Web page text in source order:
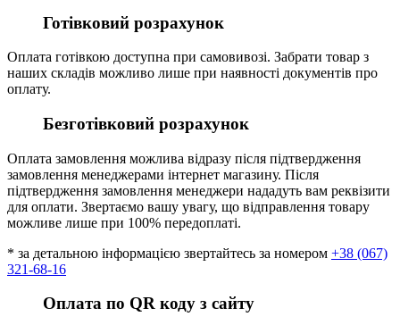
Готівковий розрахунок
Оплата готівкою доступна при самовивозі. Забрати товар з
наших складів можливо лише при наявності документів про
оплату.
Безготівковий розрахунок
Оплата замовлення можлива відразу після підтвердження
замовлення менеджерами інтернет магазину. Після
підтвердження замовлення менеджери нададуть вам реквізити
для оплати. Звертаємо вашу увагу, що відправлення товару
можливе лише при 100% передоплаті.
* за детальною інформацією звертайтесь за номером +38 (067)
321-68-16
Оплата по QR коду з сайту